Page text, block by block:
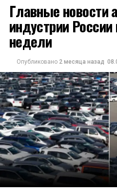
Главные новости
индустрии
недели
Опубликовано 2 месяца назад